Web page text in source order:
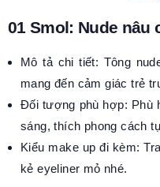
01 Smol: Nude nâu
Mô tả chi tiết: Tông
mang đến cảm giác trẻ
Đối tượng phù hợp: Phù
sáng, thích phong cách
Kiểu make up đi kèm:
kẻ eyeliner mỏ nhé.